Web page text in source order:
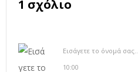
1 σχόλιο
Εισάγετε το όνομά σας...
10:00